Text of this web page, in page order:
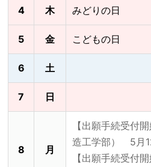
4 木 みどりの日
5 金 こどもの日
6 土
7 日
8 月
【出願手続受付
造工学部） 5月
【出願手続受付